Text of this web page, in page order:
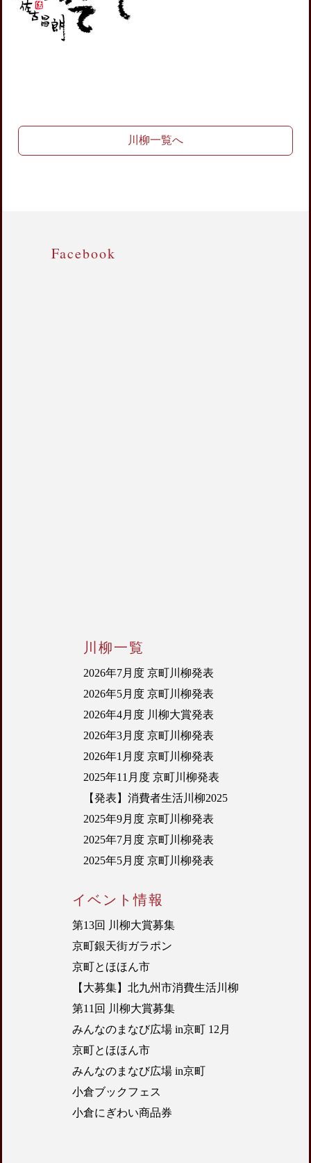
川柳一覧へ
イベント情報
第13回 川柳大賞募集
京町銀天街ガラポン
京町とほほん市
【大募集】北九州市消費生活川柳
第11回 川柳大賞募集
みんなのまなび広場 in京町 12月
京町とほほん市
みんなのまなび広場 in京町
小倉ブックフェス
小倉にぎわい商品券
川柳一覧
2026年7月度 京町川柳発表
2026年5月度 京町川柳発表
2026年4月度 川柳大賞発表
2026年3月度 京町川柳発表
2026年1月度 京町川柳発表
2025年11月度 京町川柳発表
【発表】消費者生活川柳2025
2025年9月度 京町川柳発表
2025年7月度 京町川柳発表
2025年5月度 京町川柳発表
Facebook